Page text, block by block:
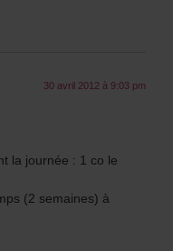
30 avril 2012 à 9:03 pm
la journée : 1 co le
(2 semaines) à